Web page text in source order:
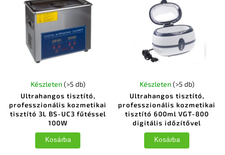
Ultrahangos tisztító,
professzionális kozmetikai
tisztító 3L BS-UC3 fűtéssel
100W
Készleten (>5 db)
Kosárba
Ultrahangos tisztító,
professzionális kozmetikai
tisztító 600ml VGT-800
digitális időzítővel
Készleten (>5 db)
Kosárba